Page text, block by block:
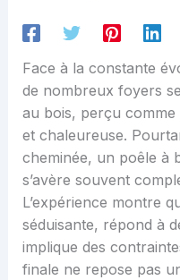
Face à la constante
de nombreux foyers
au bois, perçu
et chaleureuse.
cheminée, un poêle à
s’avère souvent
L’expérience montre
séduisante, répond à
implique des
finale ne repose pas